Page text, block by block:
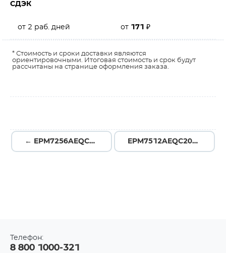
СДЭК
от 2 раб. дней от 171 ₽
* Стоимость и сроки доставки являются
ориентировочными. Итоговая стоимость и срок будут
рассчитаны на странице оформления заказа.
← EPM7256AEQC208-10N EPM7512AEQC208-10N →
Телефон:
8 800 1000-321